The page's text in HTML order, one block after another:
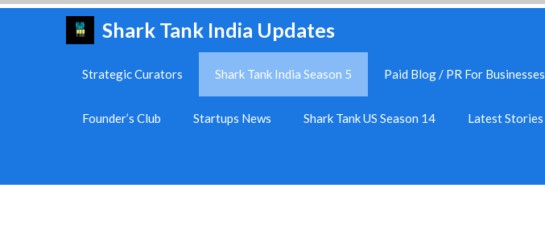
Shark Tank India Updates
Strategic Curators Shark Tank India Season 5 Paid Blog / PR For Businesses
Founder’s Club Startups News Shark Tank US Season 14 Latest Stories